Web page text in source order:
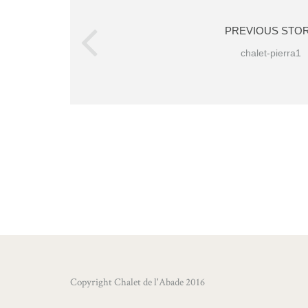
PREVIOUS
chalet-pierra1
Copyright Chalet de l'Abade 2016